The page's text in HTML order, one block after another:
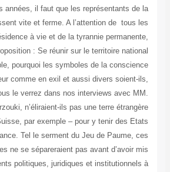
années, il faut que les représentants de la
vite et ferme. A l’attention de tous les
à vie et de la tyrannie permanente,
: Se réunir sur le territoire national
pourquoi les symboles de la conscience
comme en exil et aussi divers soient-ils,
le verrez dans nos interviews avec MM.
n’éliraient-ils pas une terre étrangère
par exemple – pour y tenir des Etats
Tel le serment du Jeu de Paume, ces
ne se sépareraient pas avant d’avoir mis
politiques, juridiques et institutionnels à